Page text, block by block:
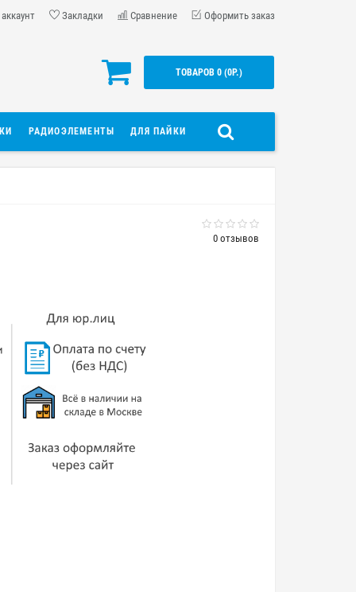
Закладки Сравнение Оформить заказ
ТОВАРОВ 0 (0Р.)
РАДИОЭЛЕМЕНТЫ ДЛЯ ПАЙКИ
0 отзывов